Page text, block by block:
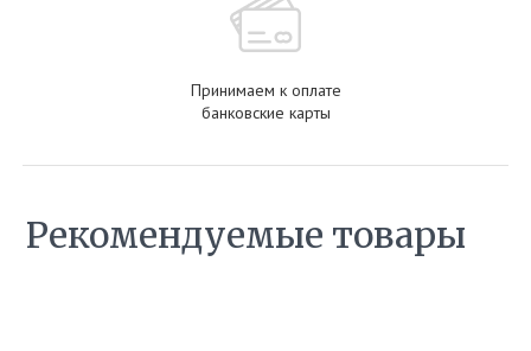
Принимаем к оплате
банковские карты
Рекомендуемые товары